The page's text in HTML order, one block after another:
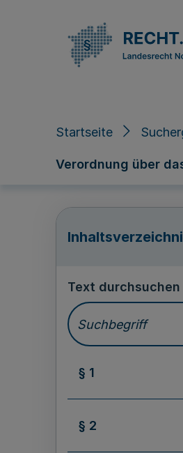
Startseite
Verordnung über
Text durchsuchen
§ 1
§ 2